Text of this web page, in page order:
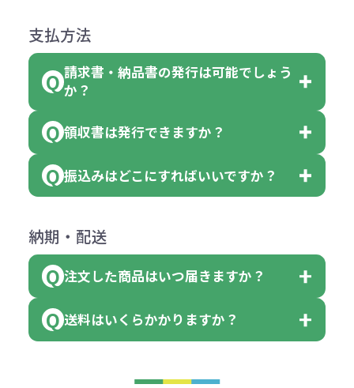
費用）
になっております。
クエアトート」は10個単位でしたら
色を指定出来るので、ピンクを100
個、ブルーを90個、イエローを110
【色指定の仕方】
に必要な個数を入力ください。
※10個単位など購入できる単位が決
はまらない数を入力すると、アラー
アラートに従って数を調整してくだ
合
●名入れ、オリジナルの内容が異な
っていた場合
または返金にて対応させていただき
ます。
その際不良品については送料着払い
ください。
（商品の状態により、対応が変わる
※不良商品をご返却いただけない場
います。あらかじめご了承くださ
計算例：
＜1色印刷の場合＞
（提供価格（商品代）+名入れ費用
（印刷代））×枚数+製版代
（提供価格（商品代）+名入れ費用
×色数
※例えば2色印刷の場合には、名入
れ費用が2倍、製版代が2倍必要で
す。
商品によりますが、お見積もりさせ
ていただきます。
見積もりサポートから個別でお問い
支払方法
請求書・納品書の発行は可能でしょう
か？
会員様はマイページより各種帳票の
ダウンロードが可能です。
詳しくはこちらはご確認ください。
領収書のダウンロード
領収書は発行できますか？
会員様はマイページより各種帳票の
詳しくはこちらはご確認ください。
振込みはどこにすればいいですか？
下記口座にお願いします。
■三菱UFJ銀行
小田井支店（おたいしてん）
納期・配送
注文した商品はいつ届きますか？
既製品の場合、ご入金確認後3営業
ご入金確認後約3週間となります。
送料はいくらかかりますか？